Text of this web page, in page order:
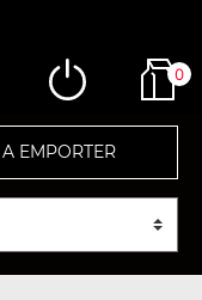
0
A EMPORTER